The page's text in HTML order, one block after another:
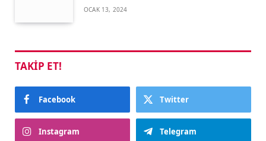
OCAK 13, 2024
TAKIP ET!
Facebook Twitter
Instagram Telegram